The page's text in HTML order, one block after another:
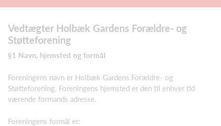
Vedtægter Holbæk Gardens Forældre- og
Støtteforening
§1 Navn, hjemsted og formål
Foreningens navn er Holbæk Gardens Forældre- og
Støtteforening. Foreningens hjemsted er den til enhver tid
værende formands adresse.
Foreningens formål er: